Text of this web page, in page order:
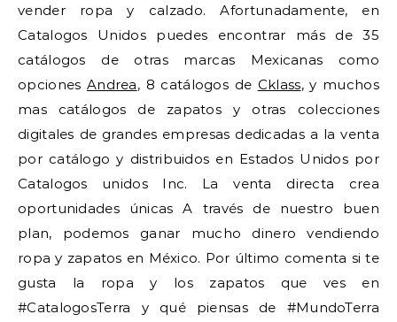
vender ropa y calzado. Afortunadamente, en
Catalogos Unidos puedes encontrar más de 35
catálogos de otras marcas Mexicanas como
opciones Andrea, 8 catálogos de Cklass, y muchos
mas catálogos de zapatos y otras colecciones
digitales de grandes empresas dedicadas a la venta
por catálogo y distribuidos en Estados Unidos por
Catalogos unidos Inc. La venta directa crea
oportunidades únicas A través de nuestro buen
plan, podemos ganar mucho dinero vendiendo
ropa y zapatos en México. Por último comenta si te
gusta la ropa y los zapatos que ves en
#CatalogosTerra y qué piensas de #MundoTerra